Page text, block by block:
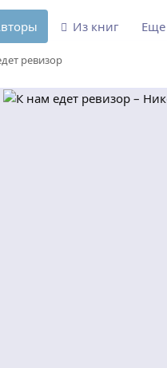
ревизор
Из книг